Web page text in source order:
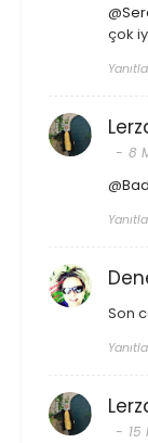
@
çok
Yanıtla
8
@
Yanıtla
Son
Yanıtla
15